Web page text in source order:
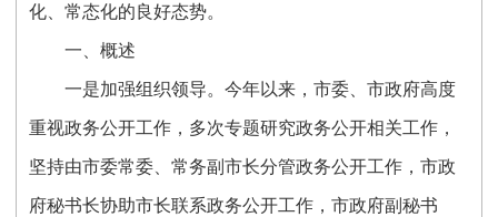
化、常态化的良好态势。
一、概述
一是加强组织领导。今年以来，市委、市政府高度
重视政务公开工作，多次专题研究政务公开相关工作，
坚持由市委常委、常务副市长分管政务公开工作，市政
府秘书长协助市长联系政务公开工作，市政府副秘书